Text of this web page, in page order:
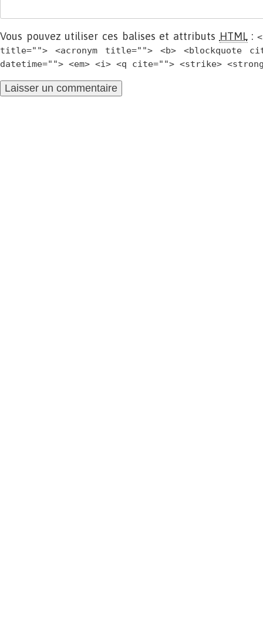
Vous pouvez utiliser ces balises et attributs HTML:
title=""> <acronym title=""> <b> <blockquote
datetime=""> <em> <i> <q cite=""> <strike>